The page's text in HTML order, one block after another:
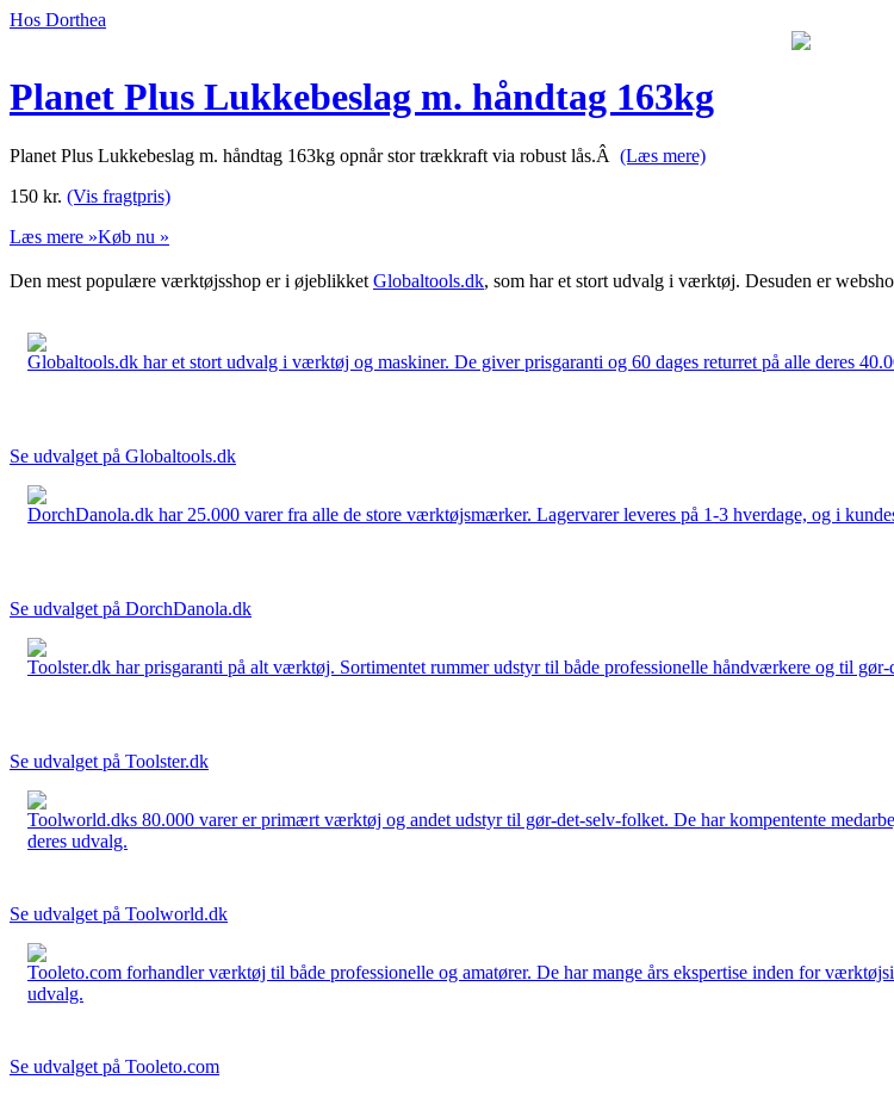
Hos Dorthea
Planet Plus Lukkebeslag m. håndtag 163kg
Planet Plus Lukkebeslag m. håndtag 163kg opnår stor trækkraft via robust lås.Â (Læs mere)
150 kr. (Vis fragtpris)
Læs mere »Køb nu »
Den mest populære værktøjsshop er i øjeblikket Globaltools.dk, som har et stort udvalg i værktøj. Desuden er
Globaltools.dk har et stort udvalg i værktøj og maskiner. De giver prisgaranti og 60 dages returret på alle deres
Se udvalget på Globaltools.dk
DorchDanola.dk har 25.000 varer fra alle de store værktøjsmærker. Lagervarer leveres på 1-3 hverdage, og i
Se udvalget på DorchDanola.dk
Toolster.dk har prisgaranti på alt værktøj. Sortimentet rummer udstyr til både professionelle håndværkere og til
Se udvalget på Toolster.dk
Toolworld.dks 80.000 varer er primært værktøj og andet udstyr til gør-det-selv-folket. De har kompentente
deres udvalg.
Se udvalget på Toolworld.dk
Tooleto.com forhandler værktøj til både professionelle og amatører. De har mange års ekspertise inden for
udvalg.
Se udvalget på Tooleto.com